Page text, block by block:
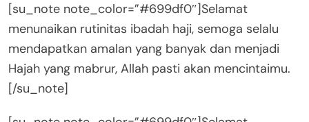
[su_note note_color=”#699df0″]Selamat
menunaikan rutinitas ibadah haji, semoga selalu
mendapatkan amalan yang banyak dan menjadi
Hajah yang mabrur, Allah pasti akan mencintaimu.
[/su_note]